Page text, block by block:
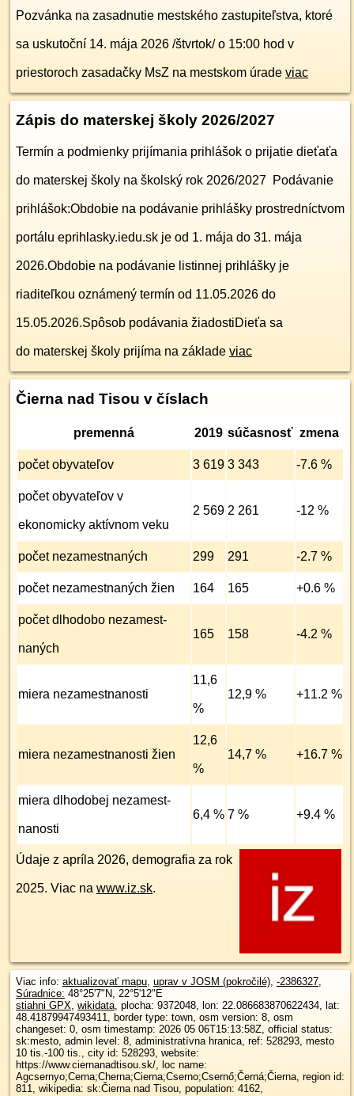
Pozvánka na zasadnutie mestského zastupiteľstva, ktoré
sa uskutoční 14. mája 2026 /štvrtok/ o 15:00 hod v
priestoroch zasadačky MsZ na mestskom úrade viac
Zápis do materskej školy 2026/2027
Termín a podmienky prijímania prihlášok o prijatie dieťaťa
do materskej školy na školský rok 2026/2027 Podávanie
prihlášok:Obdobie na podávanie prihlášky prostredníctvom
portálu eprihlasky.iedu.sk je od 1. mája do 31. mája
2026.Obdobie na podávanie listinnej prihlášky je
riaditeľkou oznámený termín od 11.05.2026 do
15.05.2026.Spôsob podávania žiadostiDieťa sa
do materskej školy prijíma na základe viac
Čierna nad Tisou v číslach
premenná 2019 súčasnosť zmena
počet obyvateľov 3 619 3 343 -7.6 %
počet obyvateľov v
ekonomicky aktívnom veku
2 569 2 261 -12 %
počet nezamest­naných 299 291 -2.7 %
počet nezamest­naných žien 164 165 +0.6 %
počet dlhodobo nezamest­
naných
165 158 -4.2 %
miera nezamest­nanosti
11,6
%
12,9 % +11.2 %
miera nezamest­nanosti žien
12,6
%
14,7 % +16.7 %
miera dlhodobej nezamest­
nanosti
6,4 % 7 % +9.4 %
Údaje z apríla 2026, demografia za rok
2025. Viac na www.iz.sk.
Viac info: aktualizovať mapu, uprav v JOSM (pokročilé), -2386327,
Súradnice: 48°25'7"N, 22°5'12"E
stiahni GPX, wikidata, plocha: 9372048, lon: 22.086683870622434, lat:
48.41879947493411, border type: town, osm version: 8, osm
changeset: 0, osm timestamp: 2026 05 06T15:13:58Z, official status:
sk:mesto, admin level: 8, administratívna hranica, ref: 528293, mesto
10 tis.-100 tis., city id: 528293, website:
https://www.ciernanadtisou.sk/, loc name:
Agcsernyo;Cerna;Cherna;Cierna;Cserno;Csernő;Černá;Čierna, region id:
811, wikipedia: sk:Čierna nad Tisou, population: 4162,